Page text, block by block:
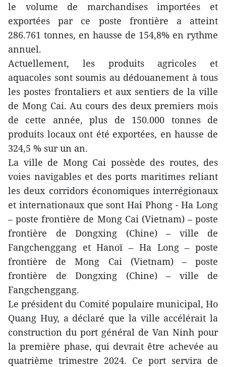
le volume de marchandises importées et
exportées par ce poste frontière a atteint
286.761 tonnes, en hausse de 154,8% en rythme
annuel.
Actuellement, les produits agricoles et
aquacoles sont soumis au dédouanement à tous
les postes frontaliers et aux sentiers de la ville
de Mong Cai. Au cours des deux premiers mois
de cette année, plus de 150.000 tonnes de
produits locaux ont été exportées, en hausse de
324,5 % sur un an.
La ville de Mong Cai possède des routes, des
voies navigables et des ports maritimes reliant
les deux corridors économiques interrégionaux
et internationaux que sont Hai Phong - Ha Long
– poste frontière de Mong Cai (Vietnam) – poste
frontière de Dongxing (Chine) – ville de
Fangchenggang et Hanoï – Ha Long – poste
frontière de Mong Cai (Vietnam) – poste
frontière de Dongxing (Chine) – ville de
Fangchenggang.
Le président du Comité populaire municipal, Ho
Quang Huy, a déclaré que la ville accélérait la
construction du port général de Van Ninh pour
la première phase, qui devrait être achevée au
quatrième trimestre 2024. Ce port servira de